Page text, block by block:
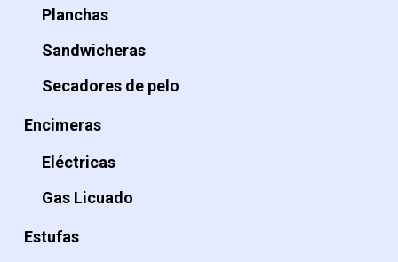
Planchas
Sandwicheras
Secadores de pelo
Encimeras
Eléctricas
Gas Licuado
Estufas